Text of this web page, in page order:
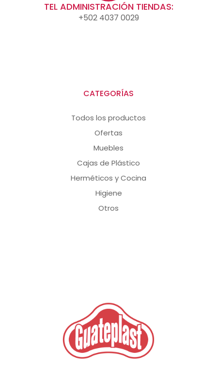
TEL ADMINISTRACIÓN TIENDAS:
+502 4037 0029
CATEGORÍAS
Todos los productos
Ofertas
Muebles
Cajas de Plástico
Herméticos y Cocina
Higiene
Otros